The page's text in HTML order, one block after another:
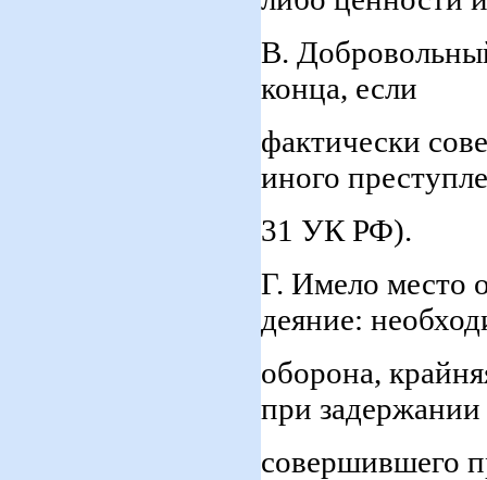
В.
конца, если
фактически
иного
31 УК РФ).
Г. Имело место
деяние:
оборона,
при задержании
совершившего